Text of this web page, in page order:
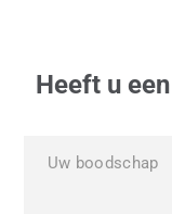
Heeft u